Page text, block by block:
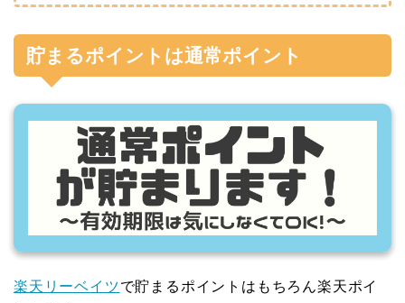
貯まるポイントは通常ポイント
楽天リーベイツで貯まるポイントはもちろん楽天ポイ